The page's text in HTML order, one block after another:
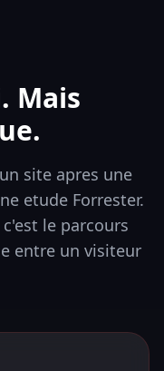
Mais
site apres une
etude Forrester.
le parcours
entre un visiteur